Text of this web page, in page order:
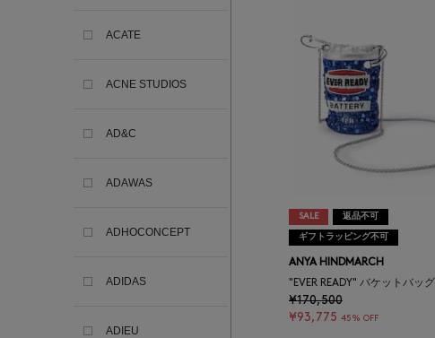
ACATE
ACNE STUDIOS
AD&C
ADAWAS
ADHOCONCEPT
ADIDAS
ADIEU
SALE 返品不可
ギフトラッピング不可
ANYA HINDMARCH
"EVER READY" バケットバッグ
¥170,500
¥93,775 45% OFF